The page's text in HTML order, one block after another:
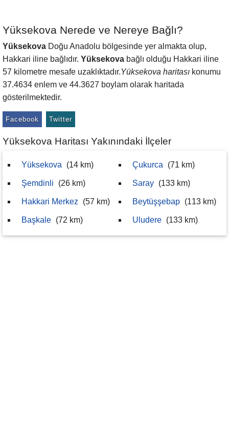
Yüksekova Nerede ve Nereye Bağlı?
Yüksekova Doğu Anadolu bölgesinde yer almakta olup,
Hakkari iline bağlıdır. Yüksekova bağlı olduğu Hakkari iline
57 kilometre mesafe uzaklıktadır.Yüksekova haritası konumu
37.4634 enlem ve 44.3627 boylam olarak haritada
gösterilmektedir.
Facebook Twitter
Yüksekova Haritası Yakınındaki İlçeler
Yüksekova (14 km)
Şemdinli (26 km)
Hakkari Merkez (57 km)
Başkale (72 km)
Çukurca (71 km)
Saray (133 km)
Beytüşşebap (113 km)
Uludere (133 km)